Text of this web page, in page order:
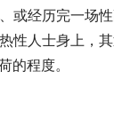
或经历完一场
性人士身上，
的程度。